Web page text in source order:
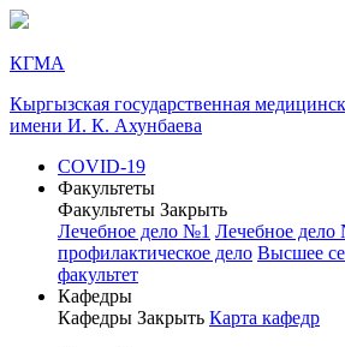
КГМА
Кыргызская государственная
имени И. К. Ахунбаева
COVID-19
Факультеты
Факультеты Закрыть
Лечебное дело №1 Лечебное дело
профилактическое дело Высшее
факультет
Кафедры
Кафедры Закрыть Карта кафедр